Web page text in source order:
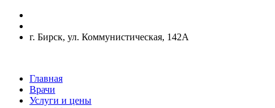
г. Бирск, ул. Коммунистическая, 142А
Главная
Врачи
Услуги и цены